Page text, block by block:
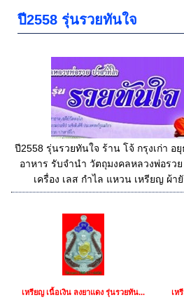
ปี2558 รุ่นรวยทันใจ
ปี2558 รุ่นรวยทันใจ ร้าน โจ้ กรุงเก่า
อาหาร รับจำนำ วัตถุมงคลหลวงพ่อรว
เครื่อง เลส กำไล แหวน เหรียญ ผ้า
เหรียญ เนื้อเงิน ลงยาแดง รุ่นรวยทัน... เห